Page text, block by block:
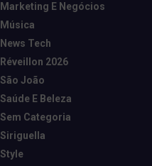
Marketing E Negócios
Música
News Tech
Réveillon 2026
São João
Saúde E Beleza
Sem Categoria
Siriguella
Style